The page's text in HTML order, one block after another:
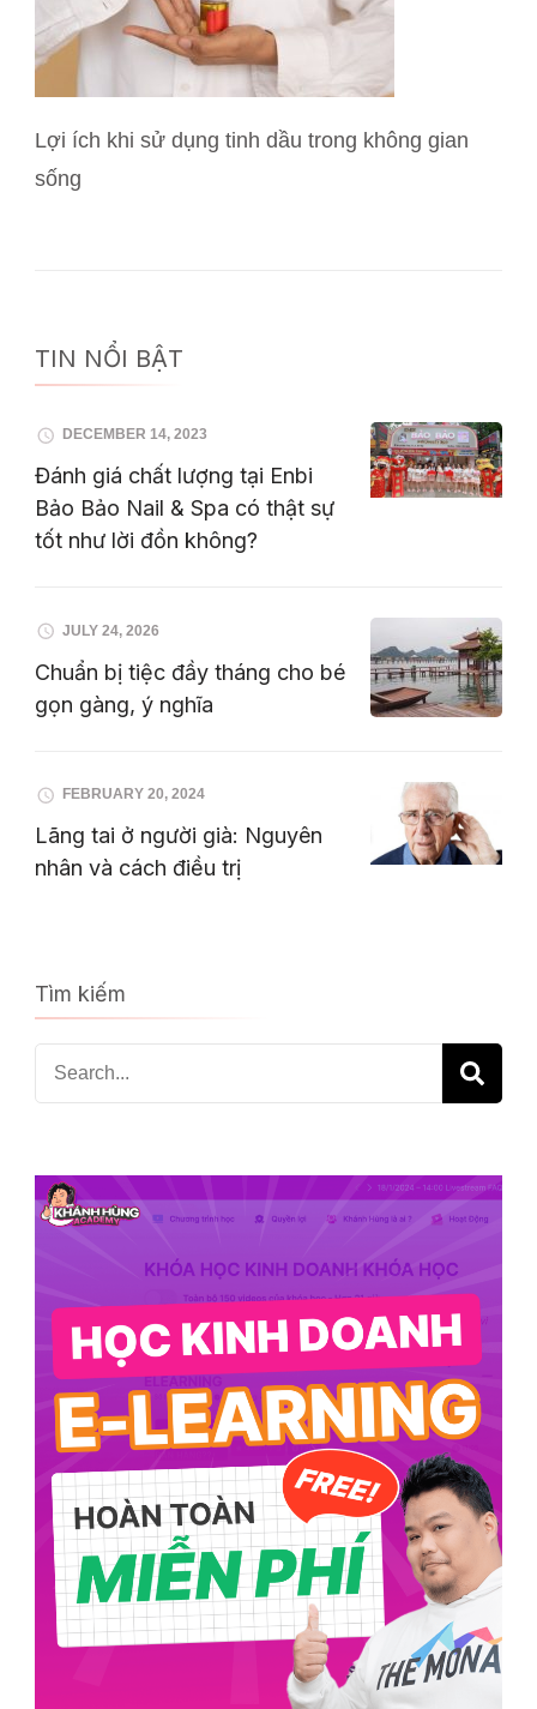
Lợi ích khi sử dụng tinh dầu trong không gian
sống
TIN NỔI BẬT
DECEMBER 14, 2023
Đánh giá chất lượng tại Enbi
Bảo Bảo Nail & Spa có thật sự
tốt như lời đồn không?
JULY 24, 2026
Chuẩn bị tiệc đầy tháng cho bé
gọn gàng, ý nghĩa
FEBRUARY 20, 2024
Lãng tai ở người già: Nguyên
nhân và cách điều trị
Tìm kiếm
Search
for: